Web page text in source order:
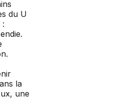
du U
:
la
une